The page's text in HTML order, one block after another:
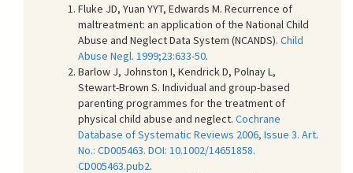
Fluke JD, Yuan YYT, Edwards M. Recurrence of
maltreatment: an application of the National Child
Abuse and Neglect Data System (NCANDS). Child
Abuse Negl. 1999;23:633-50.
Barlow J, Johnston I, Kendrick D, Polnay L,
Stewart-Brown S. Individual and group-based
parenting programmes for the treatment of
physical child abuse and neglect. Cochrane
Database of Systematic Reviews 2006, Issue 3. Art.
No.: CD005463. DOI: 10.1002/14651858.
CD005463.pub2.